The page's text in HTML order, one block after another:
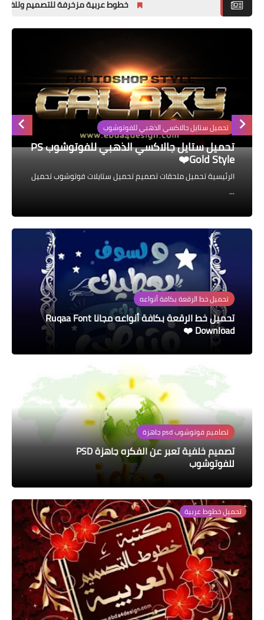
تصاميم فوتوشوب
PSD جاهزه
خطوط عربية مزخرفة للتصميم وللفوتوشوب
تحميل ستايل جالاكسي الذهبي للفوتوشوب
تحميل ستايل جالاكسي الذهبي للفوتوشوب PS
Gold Style❤️
الرئيسية تحميل ملحقات تصميم تحميل ستايلات فوتوشوب تحميل
...
تحميل خط الرقعة بكافة أنواعه
تحميل خط الرقعة بكافة أنواعه مجانا Ruqaa Font
Download ❤️
تصاميم فوتوشوب psd جاهزة
تصميم خلفية تعبر عن الفكره جاهزة PSD
للفوتوشوب
تحميل خطوط عربية